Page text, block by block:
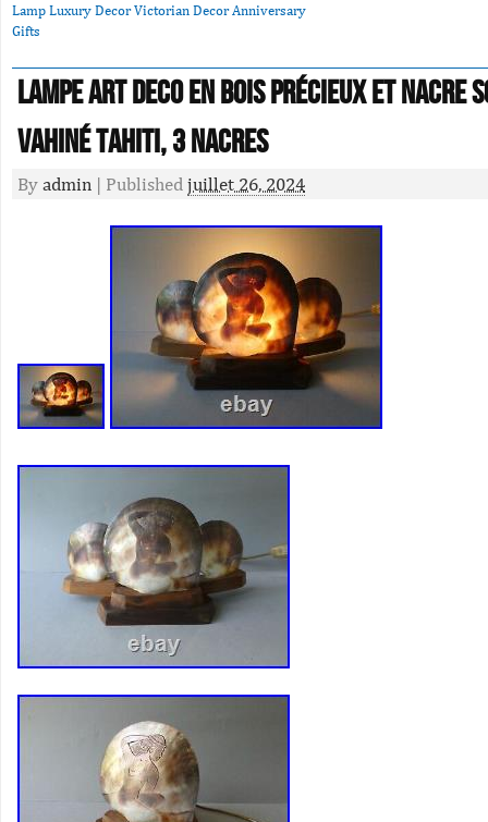
Lamp Luxury Decor Victorian Decor Anniversary
Gifts
Lampe Art Deco en bois précieux et nacre
vahiné Tahiti, 3 nacres
By admin | Published juillet 26, 2024